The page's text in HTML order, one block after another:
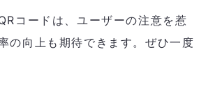
コードは、ユーザーの注意を惹
の向上も期待できます。ぜひ一度